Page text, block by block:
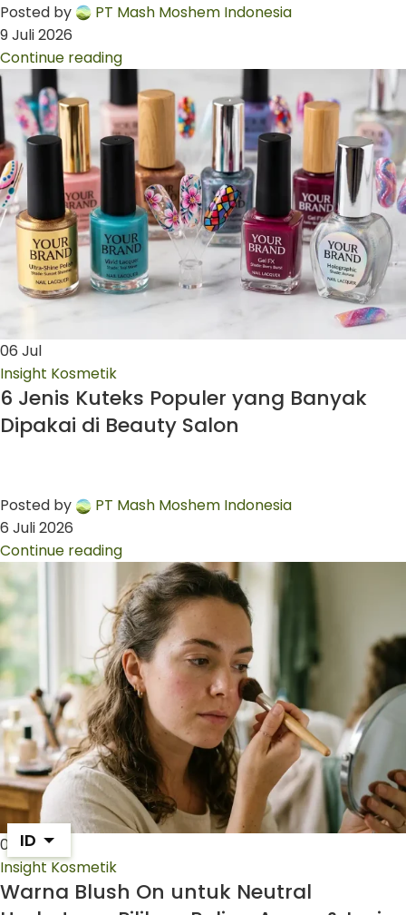
Posted by
PT Mash Moshem Indonesia
9 Juli 2026
Continue reading
06 Jul
Insight Kosmetik
6 Jenis Kuteks Populer yang Banyak
Dipakai di Beauty Salon
Posted by
PT Mash Moshem Indonesia
6 Juli 2026
Continue reading
02 Jul
Insight Kosmetik
Warna Blush On untuk Neutral
ID